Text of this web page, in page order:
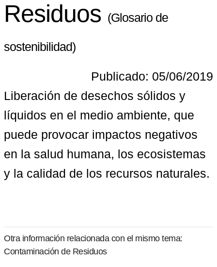
Residuos (Glosario de
sostenibilidad)
Publicado: 05/06/2019
Liberación de desechos sólidos y
líquidos en el medio ambiente, que
puede provocar impactos negativos
en la salud humana, los ecosistemas
y la calidad de los recursos naturales.
Otra información relacionada con el mismo tema:
Contaminación de Residuos